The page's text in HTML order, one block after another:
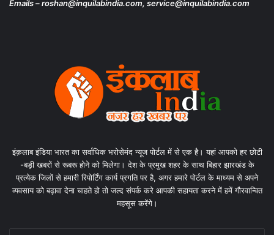
Emails – roshan@inquilabindia.com, service@inquilabindia.com
इंक़लाब इंडिया भारत का सर्वाधिक भरोसेमंद न्यूज पोर्टल में से एक है। यहां आपको हर छोटी
-बड़ी खबरों से रूबरू होने को मिलेगा। देश के प्रमुख शहर के साथ बिहार झारखंड के
प्रत्येक जिलों से हमारी रिपोर्टिंग कार्य प्रगति पर है, अगर हमारे पोर्टल के माध्यम से अपने
व्यवसाय को बढ़ावा देना चाहते हो तो जल्द संपर्क करे आपकी सहायता करने में हमें गौरवान्वित
महसूस करेंगे।